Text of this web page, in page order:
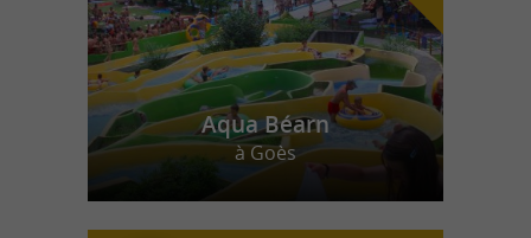
Aqua Béarn
à Goès